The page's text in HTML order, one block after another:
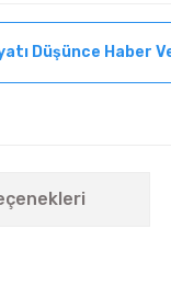
Düşünce Haber